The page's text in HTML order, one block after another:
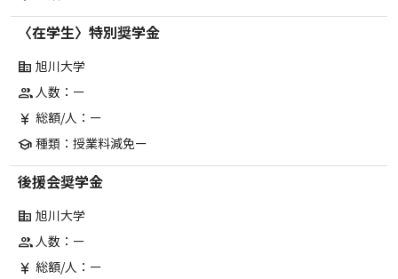
〈在学生〉特別奨学金
corporate_fare 旭川大学
group人数：ー
currency_yen 総額/人：ー
school 種類：授業料減免ー
後援会奨学金
corporate_fare 旭川大学
group人数：ー
currency_yen 総額/人：ー